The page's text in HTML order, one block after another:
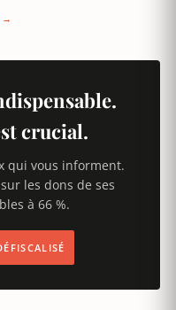
→
crucial.
qui vous informent.
les dons de ses
à 66 %.